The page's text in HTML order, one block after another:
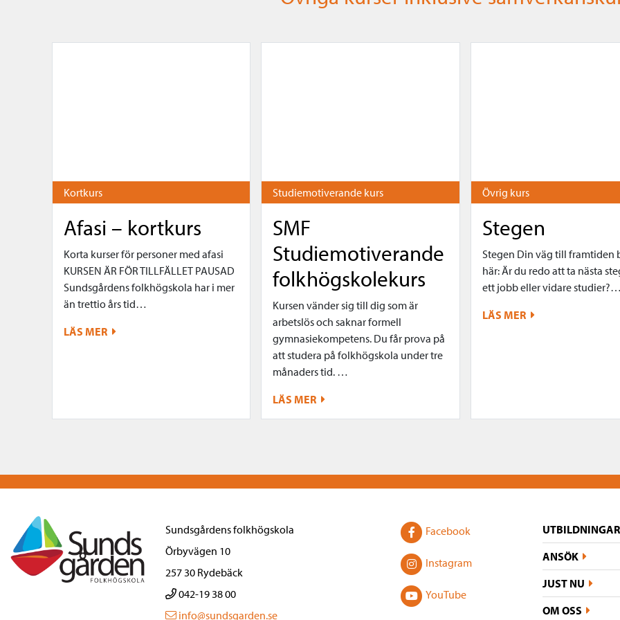
Kortkurs
Afasi – kortkurs
Korta kurser för personer med afasi
KURSEN ÄR FÖR TILLFÄLLET PAUSAD
Sundsgårdens folkhögskola har i mer
än trettio års tid…
LÄS MER
Studiemotiverande kurs
SMF
Studiemotiverande
folkhögskolekurs
Kursen vänder sig till dig som är
arbetslös och saknar formell
gymnasiekompetens. Du får prova på
att studera på folkhögskola under tre
månaders tid. …
LÄS MER
Övrig kurs
Stegen
Stegen Din väg till framtiden
här: Är du redo att ta nästa
ett jobb eller vidare
LÄS MER
Sundsgårdens folkhögskola
Örbyvägen 10
257 30 Rydebäck
042-19 38 00
info@sundsgarden.se
Facebook
Instagram
YouTube
ANSÖK
JUST NU
OM OSS